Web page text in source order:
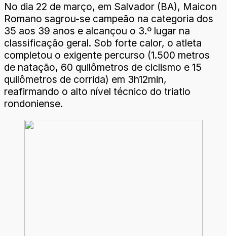
No dia 22 de março, em Salvador (BA), Maicon
Romano sagrou-se campeão na categoria dos
35 aos 39 anos e alcançou o 3.º lugar na
classificação geral. Sob forte calor, o atleta
completou o exigente percurso (1.500 metros
de natação, 60 quilômetros de ciclismo e 15
quilômetros de corrida) em 3h12min,
reafirmando o alto nível técnico do triatlo
rondoniense.